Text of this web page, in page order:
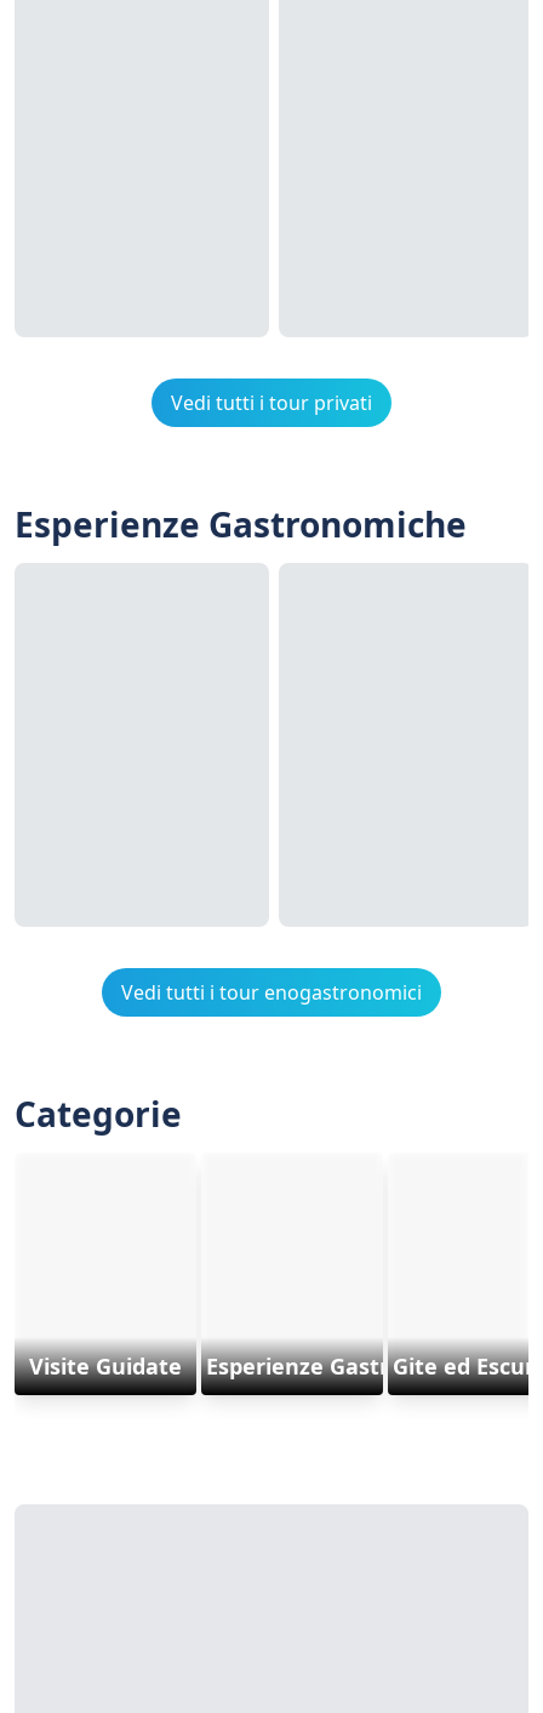
Vedi tutti i tour privati
Esperienze Gastronomiche
Vedi tutti i tour enogastronomici
Categorie
Visite Guidate Esperienze Gastronomiche
Gite ed